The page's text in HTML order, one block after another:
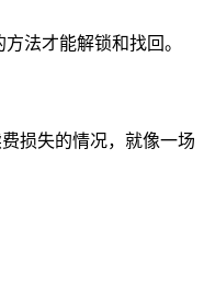
法才能解锁和找回。
损失的情况，就像一场